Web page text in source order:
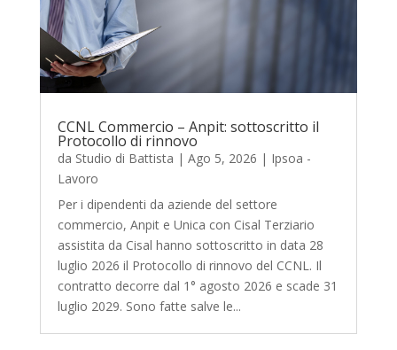
CCNL Commercio – Anpit: sottoscritto il
Protocollo di rinnovo
da Studio di Battista | Ago 5, 2026 | Ipsoa -
Lavoro
Per i dipendenti da aziende del settore
commercio, Anpit e Unica con Cisal Terziario
assistita da Cisal hanno sottoscritto in data 28
luglio 2026 il Protocollo di rinnovo del CCNL. Il
contratto decorre dal 1° agosto 2026 e scade 31
luglio 2029. Sono fatte salve le...